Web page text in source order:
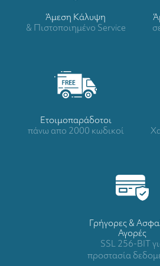
Άμεση Κάλυψη
& Πιστοποιημένο Service
Ετοιμοπαράδοτοι
πάνω απο 2000 κωδικοί
Γρήγορες &
Αγορές
SSL 256-BIT
προστασία